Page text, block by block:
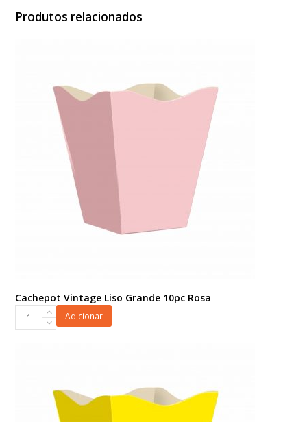
Produtos relacionados
Cachepot Vintage Liso Grande 10pc Rosa
Cachepot
quantidade
Adicionar